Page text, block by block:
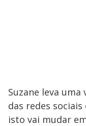
Suzane leva
das redes
isto vai mudar